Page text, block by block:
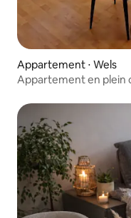
Appartement ⋅ Wels
Appartement en plein